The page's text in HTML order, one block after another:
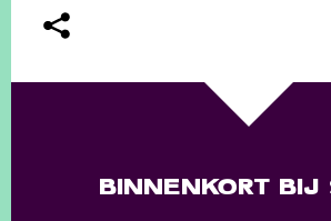
BINNENKORT BIJ